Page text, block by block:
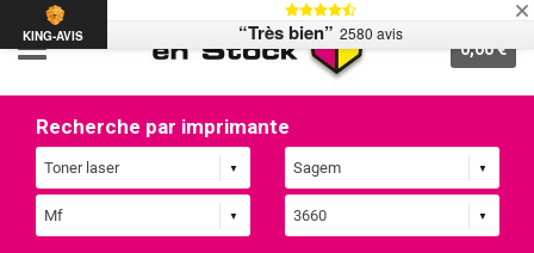
0,00 €
Recherche par imprimante
KING-AVIS “Très bien” 2580 avis